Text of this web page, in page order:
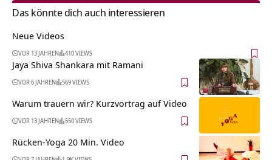
Das könnte dich auch interessieren
Neue Videos
VOR 13 JAHREN 410 VIEWS
Jaya Shiva Shankara mit Ramani
VOR 6 JAHREN 569 VIEWS
Warum trauern wir? Kurzvortrag auf Video
VOR 13 JAHREN 550 VIEWS
Rücken-Yoga 20 Min. Video